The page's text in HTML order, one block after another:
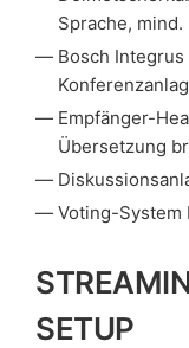
Sprache,
Bosch
Empfänger-
Übersetzung
Voting-System
SETUP